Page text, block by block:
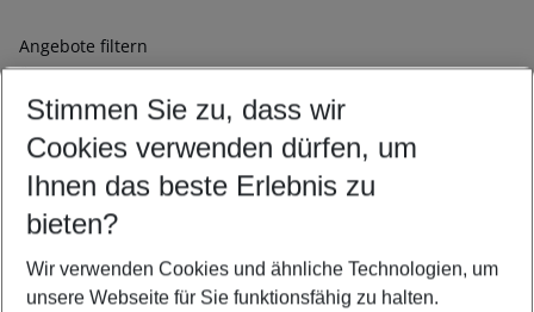
Angebote filtern
Ändern Sie Ihre Kriterien nach Ihren Wünschen
Abflughafen wählen
Beliebiger Abflughafen
Reisezeitraum wählen
11.08.26– 09.08.27 5-8 Nächte
2 Erwachsene Keine Kinder
Stimmen Sie zu, dass wir
Cookies verwenden dürfen, um
Ihnen das beste Erlebnis zu
bieten?
Wir verwenden Cookies und ähnliche Technologien, um
unsere Webseite für Sie funktionsfähig zu halten.